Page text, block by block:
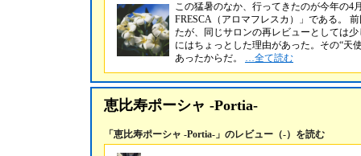
この猛暑のなか、行ってきたのが今年の4
FRESCA（アロマフレスカ）」である。
たが、同じサロンの再レビューとしては
にはちょっとした理由があった。その“天
あったからだ。 …全て読む
恵比寿ポーシャ -Portia-
「恵比寿ポーシャ -Portia-」のレビュー（-）を読む